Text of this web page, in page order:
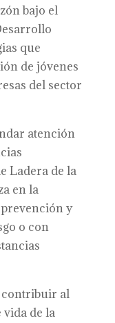
bajo el
que
de jóvenes
del sector
atención
Ladera de la
en la
y
o con
contribuir al
de la